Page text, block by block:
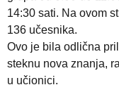
14:30 sati. Na ovom
136 učesnika.
Ovo je bila odlična
steknu nova znanja,
u učionici.